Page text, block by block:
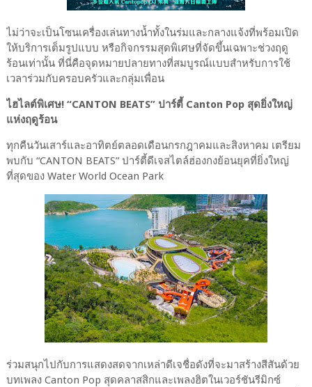
ไม่ว่าจะเป็นโซนเครื่องเล่นทางน้ำทั้งในร่มและกลางแจ้งที่พร้อมเปิด
ให้บริการเต็มรูปแบบ หรือกิจกรรมสุดพิเศษที่จัดขึ้นเฉพาะช่วงฤดู
ร้อนเท่านั้น ที่นี่คือจุดหมายปลายทางที่สมบูรณ์แบบสำหรับการใช้
เวลาร่วมกับครอบครัวและกลุ่มเพื่อน
ไฮไลต์พิเศษ! “CANTON BEATS” ปาร์ตี้ Canton Pop สุดยิ่งใหญ่
แห่งฤดูร้อน
ทุกคืนวันเสาร์และอาทิตย์ตลอดเดือนกรกฎาคมและสิงหาคม เตรียม
พบกับ “CANTON BEATS” ปาร์ตี้ดีเจสไตล์ฮ่องกงย้อนยุคที่ยิ่งใหญ่
ที่สุดของ Water World Ocean Park
ร่วมสนุกไปกับการแสดงสดจากเหล่าดีเจชื่อดังที่จะมาสร้างสีสันด้วย
บทเพลง Canton Pop สุดคลาสสิกและเพลงฮิตในเวอร์ชันรีมิกซ์